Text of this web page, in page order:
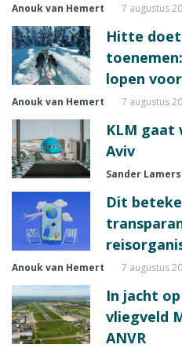
Anouk van Hemert 7 augustus
Hitte
lopen
Anouk van Hemert 7 augustus
KLM gaat
Aviv
Sander Lamers
Dit
Anouk van Hemert 7 augustus
In jacht
vliegveld
ANVR